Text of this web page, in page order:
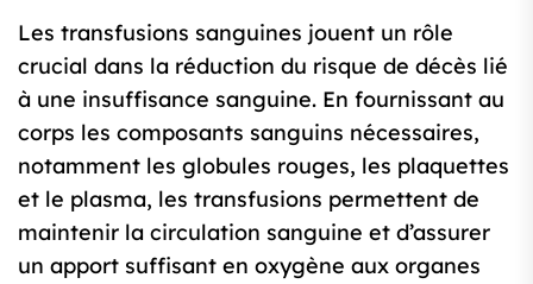
Les transfusions sanguines jouent un rôle
crucial dans la réduction du risque de décès lié
à une insuffisance sanguine. En fournissant au
corps les composants sanguins nécessaires,
notamment les globules rouges, les plaquettes
et le plasma, les transfusions permettent de
maintenir la circulation sanguine et d’assurer
un apport suffisant en oxygène aux organes